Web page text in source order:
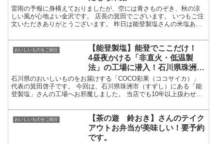
雷雨の予報に身構えておりましたが、空には青さものぞき、秋の涼
しい風が心地よい金沢です。 店長の箕田でございます。 いつもご注
文いただきありがとうございます。 昨日は能登製塩さんの米塩あ
おいしいものをご紹介
【能登製塩】能登でここだけ！
4昼夜かける「非直火・低温製
法」の工場に潜入！石川県珠洲市
（すずし）にある「能登製塩」さ
んの工場へお邪魔しました。
石川県のおいしいものをお届けする「COCO彩果（ココサイカ）」
代表の箕田啓子です。 今回は、石川県珠洲市（すずし）にある「能
登製塩」さんの工場へお邪魔しました。 当店でも10年以上扱わせて
おいしいものをご紹介
【茶の遊 鈴おき】さんのテイク
アウトお弁当が美味しい！要予約
です。